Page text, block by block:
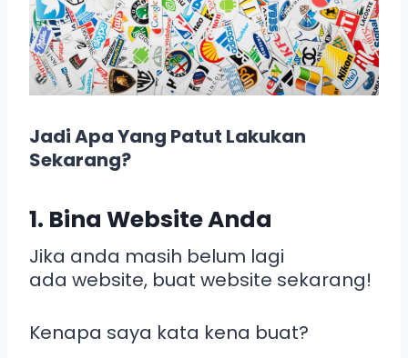
Jadi Apa Yang Patut Lakukan
Sekarang?
1. Bina Website Anda
Jika anda masih belum lagi
ada website, buat website sekarang!
Kenapa saya kata kena buat?